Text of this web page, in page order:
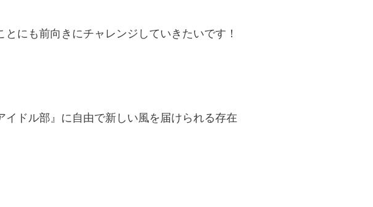
にも前向きにチャレンジしていきたいです！
ドル部』に自由で新しい風を届けられる存在